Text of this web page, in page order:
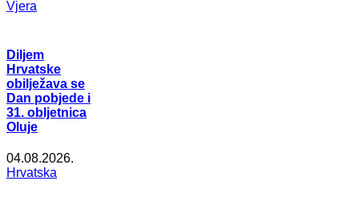
Vjera
Diljem
Hrvatske
obilježava se
Dan pobjede i
31. obljetnica
Oluje
04.08.2026.
Hrvatska